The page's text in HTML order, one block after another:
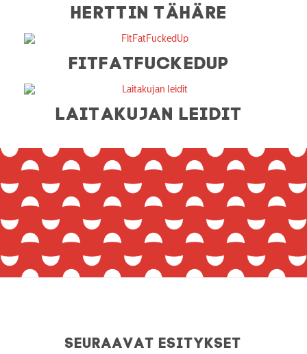
HERTTIN TÄHÄRE
FITFATFUCKEDUP
LAITAKUJAN LEIDIT
Seuraavat esitykset